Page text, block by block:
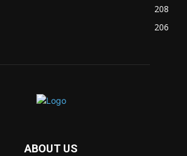
208
206
ABOUT US